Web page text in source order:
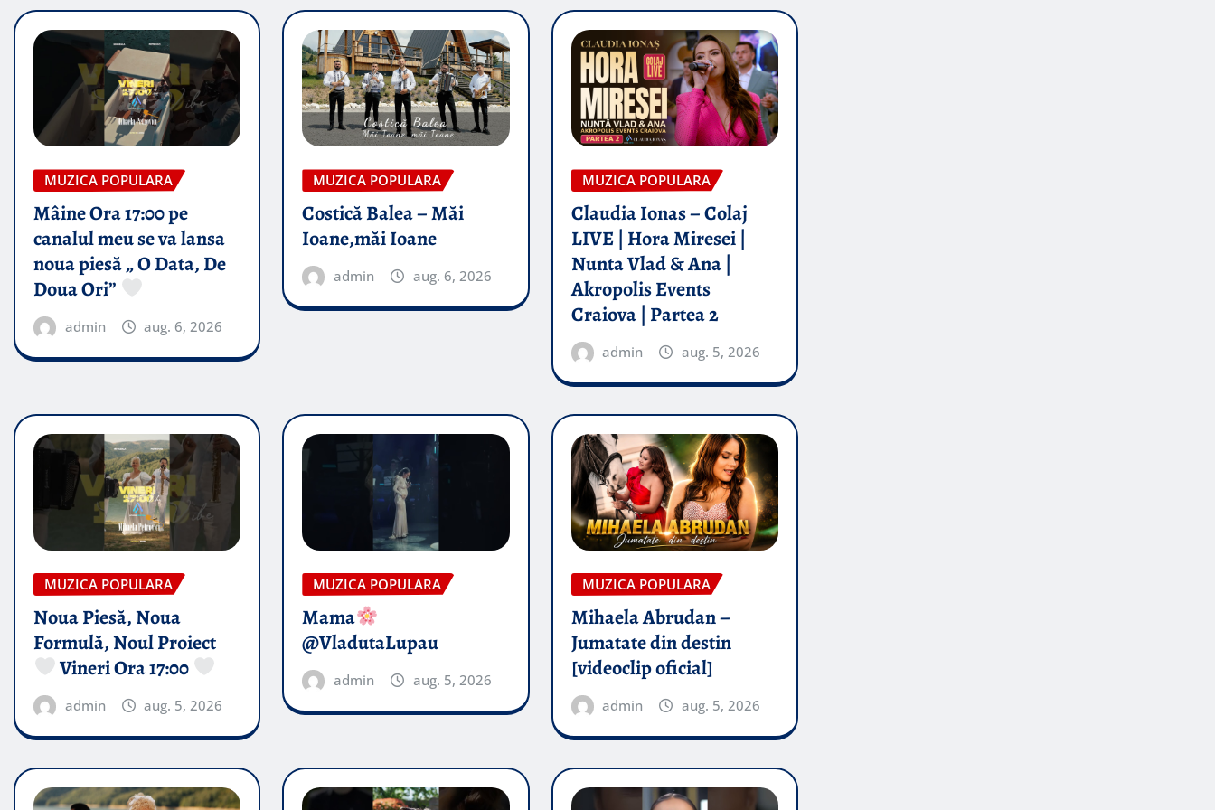
MUZICA POPULARA
Mâine Ora 17:00 pe
canalul meu se va lansa
noua piesă „ O Data, De
Doua Ori”
admin aug. 6, 2026
MUZICA POPULARA
Costică Balea – Măi
Ioane,măi Ioane
admin aug. 6, 2026
MUZICA POPULARA
Claudia Ionas – Colaj
LIVE | Hora Miresei |
Nunta Vlad & Ana |
Akropolis Events
Craiova | Partea 2
admin aug. 5, 2026
MUZICA POPULARA
Noua Piesă, Noua
Formulă, Noul Proiect
Vineri Ora 17:00
admin aug. 5, 2026
MUZICA POPULARA
Mama
@VladutaLupau
admin aug. 5, 2026
MUZICA POPULARA
Mihaela Abrudan –
Jumatate din destin
[videoclip oficial]
admin aug. 5, 2026